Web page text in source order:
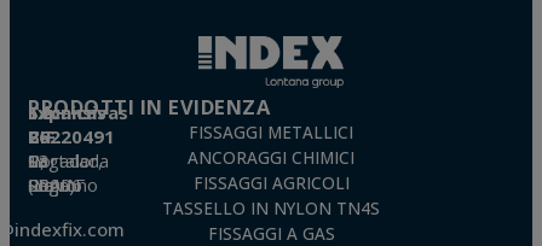
Técnicas Expansivas S.L.
CIF: B-26220491
P. I. La Portalada II, C/ Segador, 13
26006 · Logroño (La Rioja) · SPAIN
PRODOTTI IN EVIDENZA
FISSAGGI METALLICI
ANCORAGGI CHIMICI
FISSAGGI AGRICOLI
TASSELLO IN NYLON TN4S
FISSAGGI A GAS